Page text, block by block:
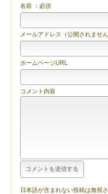
名前 ：必須
メールアドレス（公開されませ
ホームページURL
コメント内容
日本語が含まれない投稿は無視